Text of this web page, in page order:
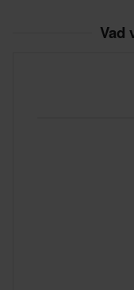
Vad